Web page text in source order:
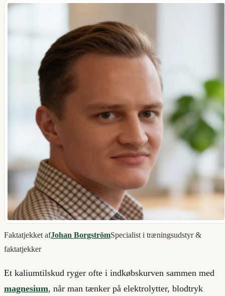
Faktatjekket afJohan BorgströmSpecialist i træningsudstyr &
faktatjekker
Et kaliumtilskud ryger ofte i indkøbskurven sammen med
magnesium, når man tænker på elektrolytter, blodtryk